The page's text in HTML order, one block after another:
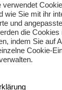
verwendet
wie Sie mit ihr
und
die
indem Sie auf
Cookie-